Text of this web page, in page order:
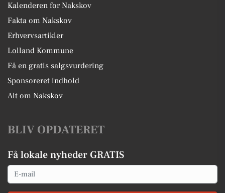
Kalenderen for Nakskov
Fakta om Nakskov
Erhvervsartikler
Lolland Kommune
Få en gratis salgsvurdering
Sponsoreret indhold
Alt om Nakskov
BLIV OPDATERET
Få lokale nyheder GRATIS
Email